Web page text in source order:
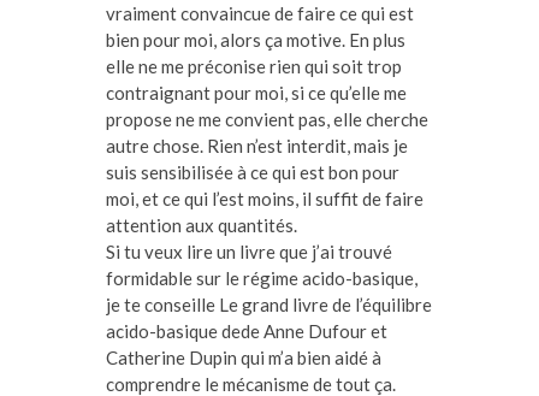
vraiment convaincue de faire ce qui est
bien pour moi, alors ça motive. En plus
elle ne me préconise rien qui soit trop
contraignant pour moi, si ce qu’elle me
propose ne me convient pas, elle cherche
autre chose. Rien n’est interdit, mais je
suis sensibilisée à ce qui est bon pour
moi, et ce qui l’est moins, il suffit de faire
attention aux quantités.
Si tu veux lire un livre que j’ai trouvé
formidable sur le régime acido-basique,
je te conseille Le grand livre de l’équilibre
acido-basique dede Anne Dufour et
Catherine Dupin qui m’a bien aidé à
comprendre le mécanisme de tout ça.